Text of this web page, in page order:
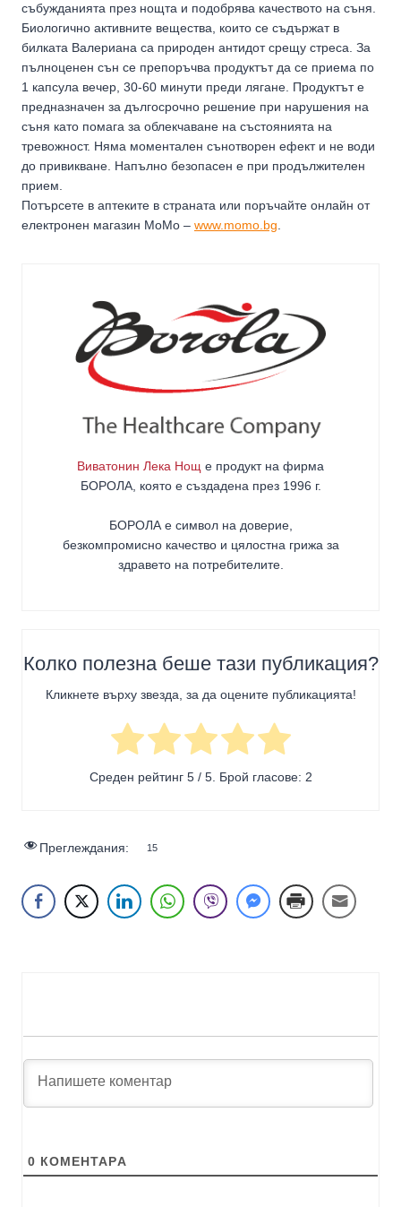
събужданията през нощта и подобрява качеството на съня.
Биологично активните вещества, които се съдържат в
билката Валериана са природен антидот срещу стреса. За
пълноценен сън се препоръчва продуктът да се приема по
1 капсула вечер, 30-60 минути преди лягане. Продуктът е
предназначен за дългосрочно решение при нарушения на
съня като помага за облекчаване на състоянията на
тревожност. Няма моментален сънотворен ефект и не води
до привикване. Напълно безопасен е при продължителен
прием.
Потърсете в аптеките в страната или поръчайте онлайн от
електронен магазин МоМо – www.momo.bg
Виватонин Лека Нощ е продукт на фирма
БОРОЛА, която е създадена през 1996 г.
БОРОЛА е символ на доверие,
безкомпромисно качество и цялостна грижа за
здравето на потребителите.
Колко полезна беше тази публикация?
Кликнете върху звезда, за да оцените публикацията!
Среден рейтинг 5/ 5. Брой гласове: 2
Преглеждания: 15
0 КОМЕНТАРA